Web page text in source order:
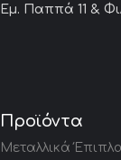
Εμ. Παππά 11 &
Προϊόντα
Μεταλλικά